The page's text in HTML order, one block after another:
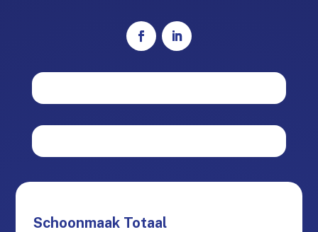
Schoonmaak Totaal